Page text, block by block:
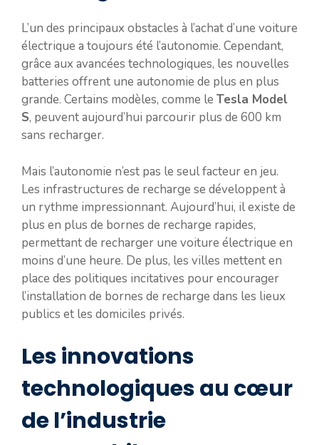
L’un des principaux obstacles à l’achat d’une voiture
électrique a toujours été l’autonomie. Cependant,
grâce aux avancées technologiques, les nouvelles
batteries offrent une autonomie de plus en plus
grande. Certains modèles, comme le Tesla Model
S, peuvent aujourd’hui parcourir plus de 600 km
sans recharger.
Mais l’autonomie n’est pas le seul facteur en jeu.
Les infrastructures de recharge se développent à
un rythme impressionnant. Aujourd’hui, il existe de
plus en plus de bornes de recharge rapides,
permettant de recharger une voiture électrique en
moins d’une heure. De plus, les villes mettent en
place des politiques incitatives pour encourager
l’installation de bornes de recharge dans les lieux
publics et les domiciles privés.
Les innovations
technologiques au cœur
de l’industrie